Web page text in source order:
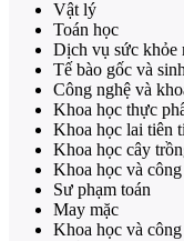
Vật lý
Toán học
Dịch vụ sức khỏe
Tế bào gốc và
Công nghệ và
Khoa học thực
Khoa học lai tiên
Khoa học cây
Khoa học và
Sư phạm toán
May mặc
Khoa học và